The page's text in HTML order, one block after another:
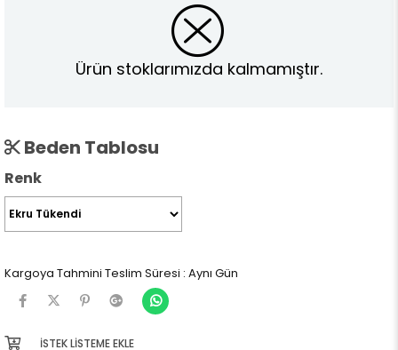
Ürün stoklarımızda kalmamıştır.
Beden Tablosu
Renk
Kargoya Tahmini Teslim Süresi : Aynı Gün
İSTEK LISTEME EKLE